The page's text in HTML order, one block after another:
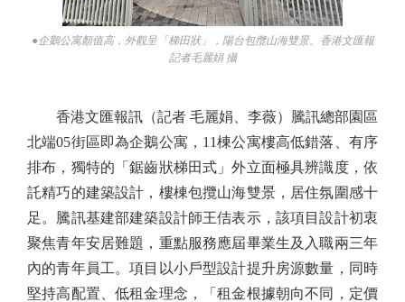
●企鵝公寓顏值高，外觀呈「梯田狀」，陽台包攬山海雙景。香港文匯報
記者毛麗娟 攝
香港文匯報訊（記者 毛麗娟、李薇）騰訊總部園區
北端05街區即為企鵝公寓，11棟公寓樓高低錯落、有序
排布，獨特的「鋸齒狀梯田式」外立面極具辨識度，依
託精巧的建築設計，樓棟包攬山海雙景，居住氛圍感十
足。騰訊基建部建築設計師王佶表示，該項目設計初衷
聚焦青年安居難題，重點服務應屆畢業生及入職兩三年
內的青年員工。項目以小戶型設計提升房源數量，同時
堅持高配置、低租金理念，「租金根據朝向不同，定價